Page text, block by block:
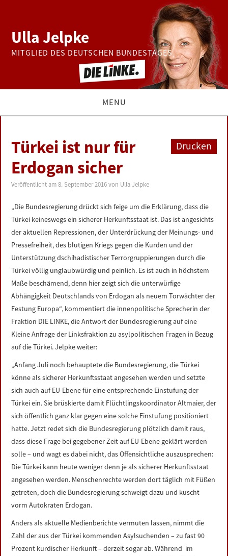
Ulla Jelpke
MITGLIED DES DEUTSCHEN BUNDESTAGES
MENU
BUNDESTAG
PRESSE
ZUR PERSON
LINKS
DATENSCHUTZERKLÄRUNG
IMPRESSUM
Drucken
Türkei ist nur für
Erdogan sicher
Veröffentlicht am8. September 2016 von Ulla Jelpke
„Die Bundesregierung drückt sich feige um die Erklärung, dass die
Türkei keineswegs ein sicherer Herkunftsstaat ist. Das ist angesichts
der aktuellen Repressionen, der Unterdrückung der Meinungs- und
Pressefreiheit, des blutigen Kriegs gegen die Kurden und der
Unterstützung dschihadistischer Terrorgruppierungen durch die
Türkei völlig unglaubwürdig und peinlich. Es ist auch in höchstem
Maße beschämend, denn hier zeigt sich die unterwürfige
Abhängigkeit Deutschlands von Erdogan als neuem Torwächter der
Festung Europa“, kommentiert die innenpolitische Sprecherin der
Fraktion DIE LINKE, die Antwort der Bundesregierung auf eine
Kleine Anfrage der Linksfraktion zu asylpolitischen Fragen in Bezug
auf die Türkei. Jelpke weiter:
„Anfang Juli noch behauptete die Bundesregierung, die Türkei
könne als sicherer Herkunftsstaat angesehen werden und setzte
sich auch auf EU-Ebene für eine entsprechende Einstufung der
Türkei ein. Sie brüskierte damit Flüchtlingskoordinator Altmaier, der
sich öffentlich ganz klar gegen eine solche Einstufung positioniert
hatte. Jetzt redet sich die Bundesregierung plötzlich damit raus,
dass diese Frage bei gegebener Zeit auf EU-Ebene geklärt werden
solle – und wagt es dabei nicht, das Offensichtliche auszusprechen:
Die Türkei kann heute weniger denn je als sicherer Herkunftsstaat
angesehen werden. Menschenrechte werden dort täglich mit Füßen
getreten, doch die Bundesregierung schweigt dazu und kuscht
vorm Autokraten Erdogan.
Anders als aktuelle Medienberichte vermuten lassen, nimmt die
Zahl der aus der Türkei kommenden Asylsuchenden – zu fast 90
Prozent kurdischer Herkunft – derzeit sogar ab. Während im